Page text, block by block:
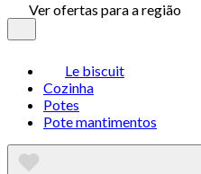
Ver ofertas para a região
Le biscuit
Cozinha
Potes
Pote mantimentos